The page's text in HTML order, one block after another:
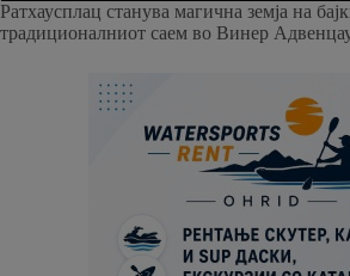
Ратхаусплац станува магична земја на
традиционалниот саем во Винер